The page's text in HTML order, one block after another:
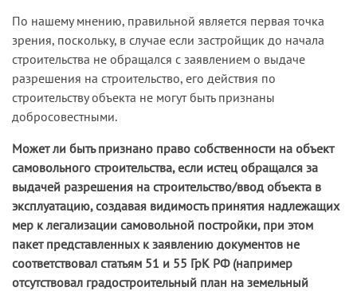
является самовольно возведенным строением;
такой отказ не соответствует статье 51 ГрК РФ.
По нашему мнению, правильной является первая точка
зрения, поскольку, в случае если застройщик до начала
строительства не обращался с заявлением о выдаче
разрешения на строительство, его действия по
строительству объекта не могут быть признаны
добросовестными.
Может ли быть признано право собственности на объект
самовольного строительства, если истец обращался за
выдачей разрешения на строительство/ввод объекта в
эксплуатацию, создавая видимость принятия надлежащих
мер к легализации самовольной постройки, при этом
пакет представленных к заявлению документов не
соответствовал статьям 51 и 55 ГрК РФ (например
отсутствовал градостроительный план на земельный